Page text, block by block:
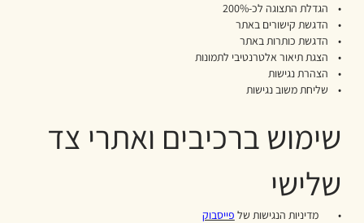
• הגדלת התצוגה לכ-200%
• הדגשת קישורים באתר
• הדגשת כותרות באתר
• הצגת תיאור אלטרנטיבי לתמונות
• הצהרת נגישות
• שליחת משוב נגישות
שימוש ברכיבים ואתרי צד
שלישי
• מדיניות הנגישות של פייסבוק